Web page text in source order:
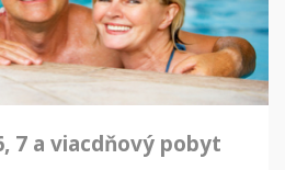
7 a viacdňový pobyt